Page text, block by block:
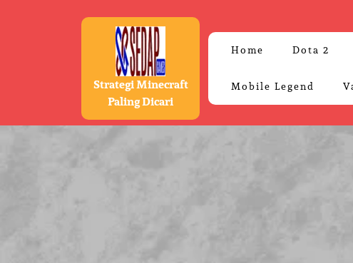
Strategi Minecraft
Paling Dicari
Home Dota 2
Mobile Legend